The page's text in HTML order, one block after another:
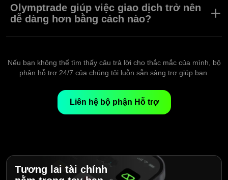
bao gồm tiền tệ, cổ phiếu, kim loại, chỉ số, hàng hóa, tiền mã hóa
và ETF. Sàn này cho phép bạn giao dịch nhiều tài sản từ một tài
khoản duy nhất với giá cập nhật theo thời gian thực, biểu đồ
tương tác và các công cụ phân tích thị trường sẵn có.
Olymptrade giúp việc giao dịch trở nên
dễ dàng hơn bằng cách nào?
tiếp, chuyển đổi ngay lập tức giữa các thị trường và quản lý giao
dịch mà không cần cài đặt thêm phần mềm. Giao diện trực quan
và hành động ngay khi cơ hội đến.
Nếu bạn không thể tìm thấy câu trả lời cho thắc mắc của mình, bộ
phận hỗ trợ 24/7 của chúng tôi luỗn sẵn sàng trợ giúp bạn.
Liên hệ bộ phận Hỗ trợ
Tương lai tài chính